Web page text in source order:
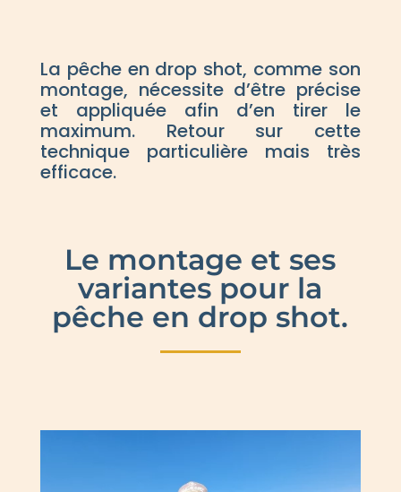
La pêche en drop shot, comme son
montage, nécessite d’être précise
et appliquée afin d’en tirer le
maximum. Retour sur cette
technique particulière mais très
efficace.
Le montage et ses
variantes pour la
pêche en drop shot.